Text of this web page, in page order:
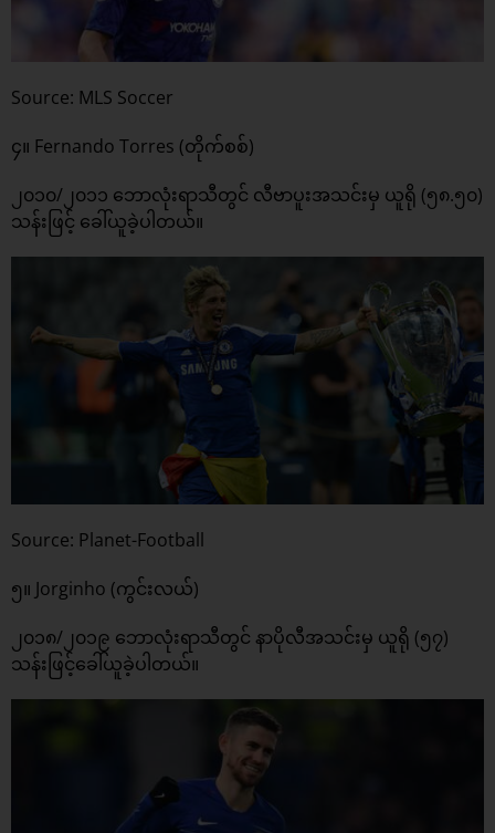
Source: MLS Soccer
၄။ Fernando Torres (တိုက်စစ်)
၂၀၁၀/၂၀၁၁ ဘောလုံးရာသီတွင် လီဗာပူးအသင်းမှ ယူရို (၅၈.၅၀)
သန်းဖြင့် ခေါ်ယူခဲ့ပါတယ်။
Source: Planet-Football
၅။ Jorginho (ကွင်းလယ်)
၂၀၁၈/၂၀၁၉ ဘောလုံးရာသီတွင် နာပိုလီအသင်းမှ ယူရို (၅၇)
သန်းဖြင့်ခေါ်ယူခဲ့ပါတယ်။